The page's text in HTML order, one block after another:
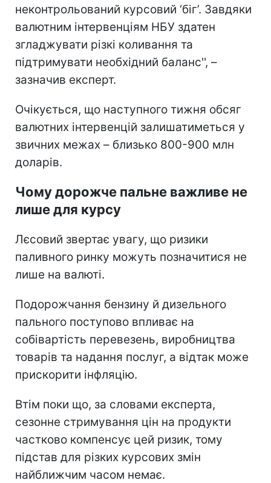
неконтрольований курсовий ‘біг’. Завдяки
валютним інтервенціям НБУ здатен
згладжувати різкі коливання та
підтримувати необхідний баланс'', –
зазначив експерт.
Очікується, що наступного тижня обсяг
валютних інтервенцій залишатиметься у
звичних межах – близько 800-900 млн
доларів.
Чому дорожче пальне важливе не
лише для курсу
Лєсовий звертає увагу, що ризики
паливного ринку можуть позначитися не
лише на валюті.
Подорожчання бензину й дизельного
пального поступово впливає на
собівартість перевезень, виробництва
товарів та надання послуг, а відтак може
прискорити інфляцію.
Втім поки що, за словами експерта,
сезонне стримування цін на продукти
частково компенсує цей ризик, тому
підстав для різких курсових змін
найближчим часом немає.